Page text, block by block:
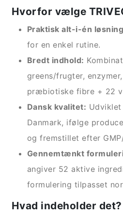
Hvorfor vælge
Praktisk alt-i-én
for en enkel rutine.
Bredt indhold:
greens/frugter,
præbiotiske fibre + 22
Dansk kvalitet:
Danmark, ifølge
og fremstillet efter
Gennemtænkt
angiver 52 aktive
formulering tilpasset
Hvad indeholder det?